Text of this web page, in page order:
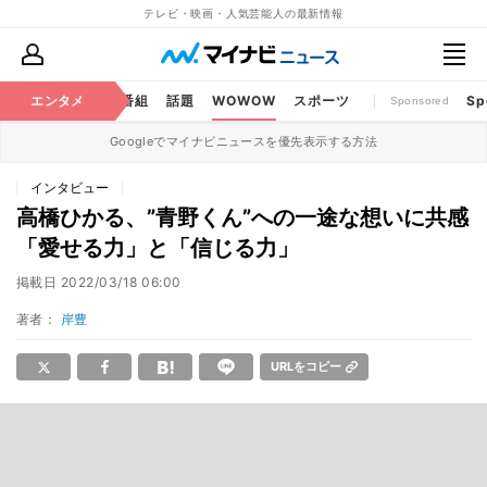
テレビ・映画・人気芸能人の最新情報
エンタメBS・CS番組 話題 WOWOW スポーツ Sponsored
Googleでマイナビニュースを優先表示する方法
インタビュー
高橋ひかる、”青野くん”への一途な想いに共感
「愛せる力」と「信じる力」
掲載日 2022/03/18 06:00
著者： 岸豊
URLをコピー